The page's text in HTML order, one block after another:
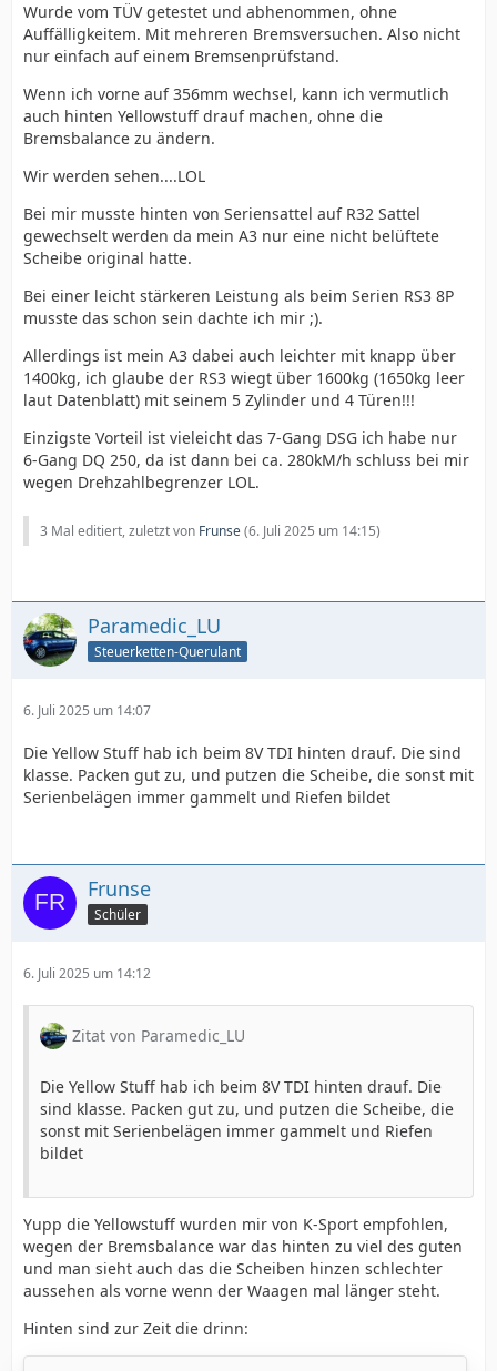
Wurde vom TÜV getestet und abhenommen, ohne
Auffälligkeitem. Mit mehreren Bremsversuchen. Also nicht
nur einfach auf einem Bremsenprüfstand.
Wenn ich vorne auf 356mm wechsel, kann ich vermutlich
auch hinten Yellowstuff drauf machen, ohne die
Bremsbalance zu ändern.
Wir werden sehen....LOL
Bei mir musste hinten von Seriensattel auf R32 Sattel
gewechselt werden da mein A3 nur eine nicht belüftete
Scheibe original hatte.
Bei einer leicht stärkeren Leistung als beim Serien RS3 8P
musste das schon sein dachte ich mir ;).
Allerdings ist mein A3 dabei auch leichter mit knapp über
1400kg, ich glaube der RS3 wiegt über 1600kg (1650kg leer
laut Datenblatt) mit seinem 5 Zylinder und 4 Türen!!!
Einzigste Vorteil ist vieleicht das 7-Gang DSG ich habe nur
6-Gang DQ 250, da ist dann bei ca. 280kM/h schluss bei mir
wegen Drehzahlbegrenzer LOL.
3 Mal editiert, zuletzt von Frunse(6. Juli 2025 um 14:15)
Paramedic_LU
Steuerketten-Querulant
6. Juli 2025 um 14:07
Die Yellow Stuff hab ich beim 8V TDI hinten drauf. Die sind
klasse. Packen gut zu, und putzen die Scheibe, die sonst mit
Serienbelägen immer gammelt und Riefen bildet
Frunse
Schüler
6. Juli 2025 um 14:12
Zitat von Paramedic_LU
Die Yellow Stuff hab ich beim 8V TDI hinten drauf. Die
sind klasse. Packen gut zu, und putzen die Scheibe, die
sonst mit Serienbelägen immer gammelt und Riefen
bildet
Yupp die Yellowstuff wurden mir von K-Sport empfohlen,
wegen der Bremsbalance war das hinten zu viel des guten
und man sieht auch das die Scheiben hinzen schlechter
aussehen als vorne wenn der Waagen mal länger steht.
Hinten sind zur Zeit die drinn: